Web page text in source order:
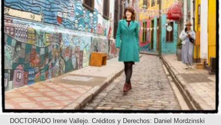
DOCTORADO Irene Vallejo. Créditos y Derechos: Daniel Mordzinski